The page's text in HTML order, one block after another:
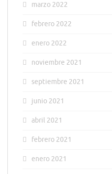
marzo 2022
febrero 2022
enero 2022
noviembre 2021
septiembre 2021
junio 2021
abril 2021
febrero 2021
enero 2021